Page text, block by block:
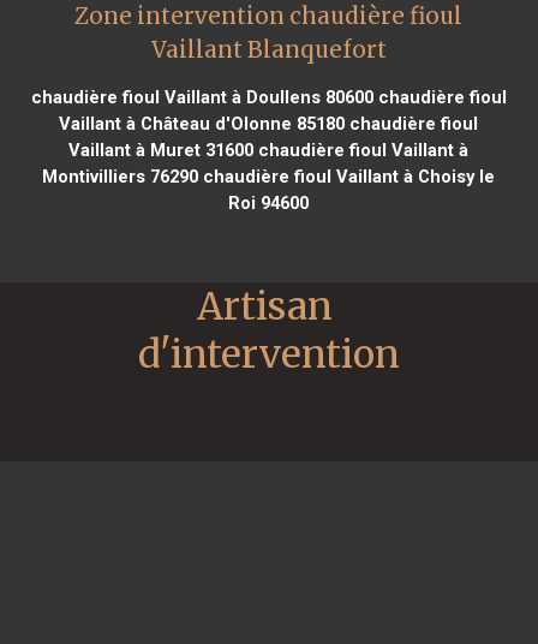
Zone intervention chaudière fioul
Vaillant Blanquefort
chaudière fioul Vaillant à Doullens 80600chaudière fioul
Vaillant à Château d'Olonne 85180 chaudière fioul
Vaillant à Muret 31600 chaudière fioul Vaillant à
Montivilliers 76290 chaudière fioul Vaillant à Choisy le
Roi 94600
Artisan
d'intervention